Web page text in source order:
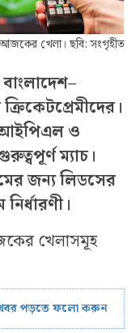
আজকের খেলা। ছবি: সংগৃহীত
আইপিএল ও
ম্যাচ।
জন্য লিডসের
খেলাসমূহ
পড়তে ফলো করুন